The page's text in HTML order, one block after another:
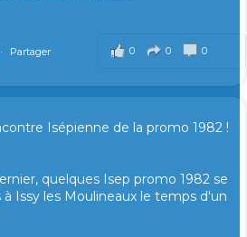
0 0 0
· Partager
Isépienne de la promo 1982 !
quelques Isep promo 1982 se
Issy les Moulineaux le temps d'un